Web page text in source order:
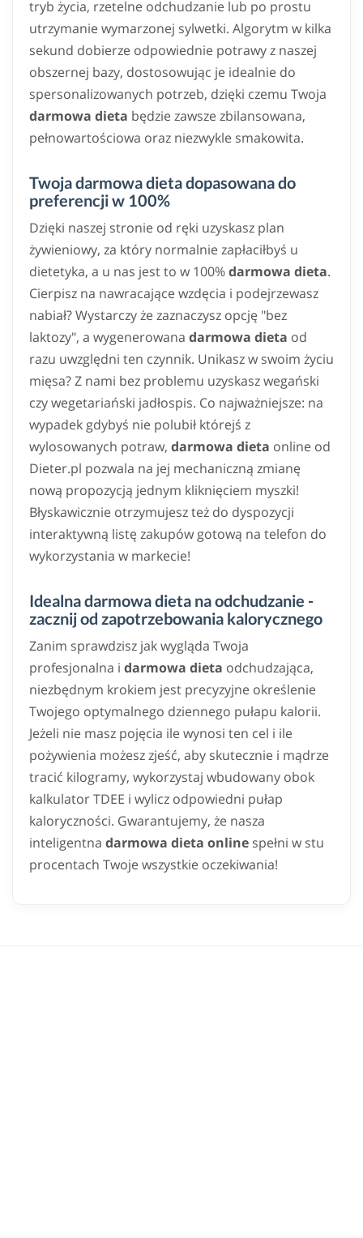
tryb życia, rzetelne odchudzanie lub po prostu
utrzymanie wymarzonej sylwetki. Algorytm w kilka
sekund dobierze odpowiednie potrawy z naszej
obszernej bazy, dostosowując je idealnie do
spersonalizowanych potrzeb, dzięki czemu Twoja
darmowa dieta będzie zawsze zbilansowana,
pełnowartościowa oraz niezwykle smakowita.
Twoja darmowa dieta dopasowana do
preferencji w 100%
Dzięki naszej stronie od ręki uzyskasz plan
żywieniowy, za który normalnie zapłaciłbyś u
dietetyka, a u nas jest to w 100%darmowa dieta.
Cierpisz na nawracające wzdęcia i podejrzewasz
nabiał? Wystarczy że zaznaczysz opcję "bez
laktozy", a wygenerowana darmowa dieta od
razu uwzględni ten czynnik. Unikasz w swoim życiu
mięsa? Z nami bez problemu uzyskasz wegański
czy wegetariański jadłospis. Co najważniejsze: na
wypadek gdybyś nie polubił którejś z
wylosowanych potraw, darmowa dieta online od
Dieter.pl pozwala na jej mechaniczną zmianę
nową propozycją jednym kliknięciem myszki!
Błyskawicznie otrzymujesz też do dyspozycji
interaktywną listę zakupów gotową na telefon do
wykorzystania w markecie!
Idealna darmowa dieta na odchudzanie -
zacznij od zapotrzebowania kalorycznego
Zanim sprawdzisz jak wygląda Twoja
profesjonalna i darmowa dieta odchudzająca,
niezbędnym krokiem jest precyzyjne określenie
Twojego optymalnego dziennego pułapu kalorii.
Jeżeli nie masz pojęcia ile wynosi ten cel i ile
pożywienia możesz zjeść, aby skutecznie i mądrze
tracić kilogramy, wykorzystaj wbudowany obok
kalkulator TDEE i wylicz odpowiedni pułap
kaloryczności. Gwarantujemy, że nasza
inteligentna darmowa dieta online spełni w stu
procentach Twoje wszystkie oczekiwania!